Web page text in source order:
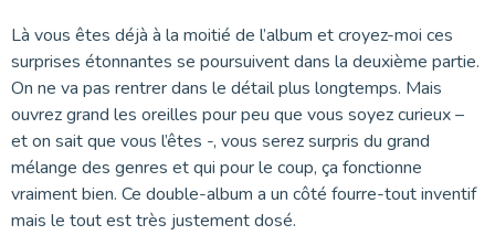
Là vous êtes déjà à la moitié de l’album et croyez-moi ces
surprises étonnantes se poursuivent dans la deuxième partie.
On ne va pas rentrer dans le détail plus longtemps. Mais
ouvrez grand les oreilles pour peu que vous soyez curieux –
et on sait que vous l’êtes -, vous serez surpris du grand
mélange des genres et qui pour le coup, ça fonctionne
vraiment bien. Ce double-album a un côté fourre-tout inventif
mais le tout est très justement dosé.